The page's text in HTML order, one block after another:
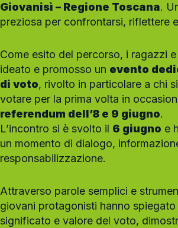
Giovanisì – Regione Toscana.
preziosa per confrontarsi, riflettere
Come esito del percorso, i ragazzi
ideato e promosso un evento
di voto, rivolto in particolare a chi
votare per la prima volta in
referendum dell’8 e 9 giugno.
L’incontro si è svolto il 6 giugno e
un momento di dialogo,
responsabilizzazione.
Attraverso parole semplici e
giovani protagonisti hanno
significato e valore del voto,